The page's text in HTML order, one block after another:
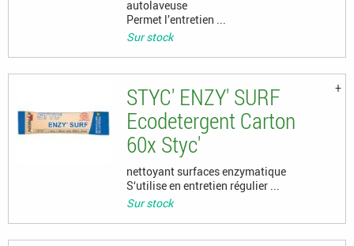
autolaveuse
Permet l’entretien ...
Sur stock
STYC' ENZY' SURF
Ecodetergent Carton
60x Styc'
nettoyant surfaces enzymatique
S‘utilise en entretien régulier ...
Sur stock